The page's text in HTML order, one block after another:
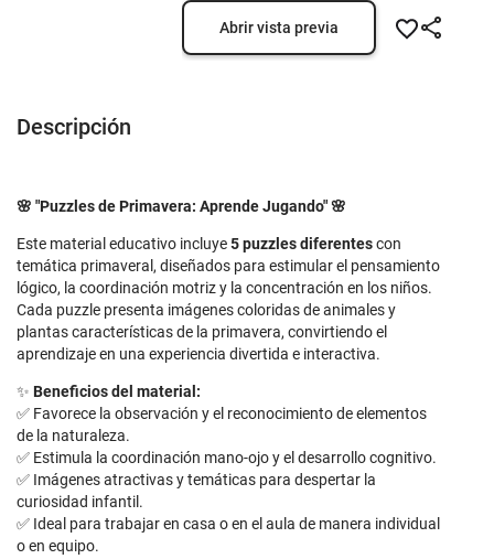
Abrir vista previa
Descripción
🌸 "Puzzles de Primavera: Aprende Jugando" 🌸
Este material educativo incluye5 puzzles diferentescon
temática primaveral, diseñados para estimular el pensamiento
lógico, la coordinación motriz y la concentración en los niños.
Cada puzzle presenta imágenes coloridas de animales y
plantas características de la primavera, convirtiendo el
aprendizaje en una experiencia divertida e interactiva.
✨ Beneficios del material:
✅ Favorece la observación y el reconocimiento de elementos
de la naturaleza.
✅ Estimula la coordinación mano-ojo y el desarrollo cognitivo.
✅ Imágenes atractivas y temáticas para despertar la
curiosidad infantil.
✅ Ideal para trabajar en casa o en el aula de manera individual
o en equipo.